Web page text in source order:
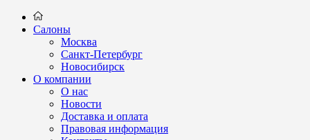
Салоны
Москва
Санкт-Петербург
Новосибирск
О компании
О нас
Новости
Доставка и оплата
Правовая информация